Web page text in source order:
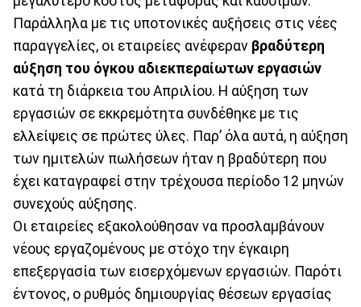
Παράλληλα με τις υποτονικές αυξήσεις στις νέες
παραγγελίες, οι εταιρείες ανέφεραν βραδύτερη
αύξηση του όγκου αδιεκπεραίωτων εργασιών
κατά τη διάρκεια του Απριλίου. Η αύξηση των
εργασιών σε εκκρεμότητα συνδέθηκε με τις
ελλείψεις σε πρώτες ύλες. Παρ’ όλα αυτά, η αύξηση
των ημιτελών πωλήσεων ήταν η βραδύτερη που
έχει καταγραφεί στην τρέχουσα περίοδο 12 μηνών
συνεχούς αύξησης.
Οι εταιρείες εξακολούθησαν να προσλαμβάνουν
νέους εργαζομένους με στόχο την έγκαιρη
επεξεργασία των εισερχόμενων εργασιών. Παρότι
έντονος, ο ρυθμός δημιουργίας θέσεων εργασίας